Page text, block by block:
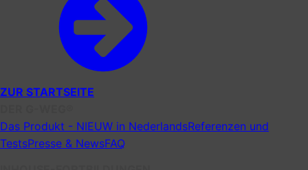
ZUR STARTSEITE
Das Produkt - NIEUW in NederlandsReferenzen und
TestsPresse & NewsFAQ